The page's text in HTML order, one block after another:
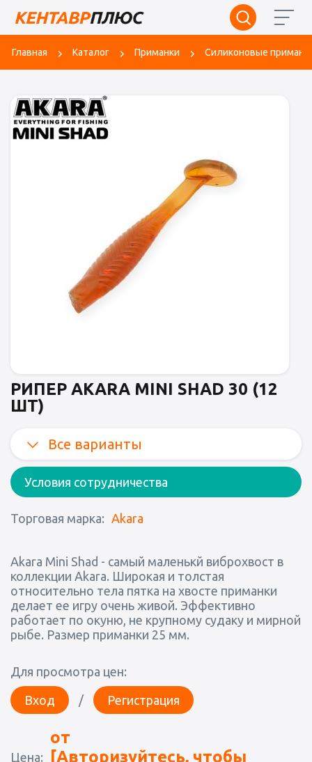
Главная Каталог Приманки Силиконовые
РИПЕР AKARA MINI SHAD 30 (12
ШТ)
Все варианты
Условия сотрудничества
Торговая марка: Akara
Akara Mini Shad - самый маленькй виброхвост в
коллекции Akara. Широкая и толстая
относительно тела пятка на хвосте приманки
делает ее игру очень живой. Эффективно
работает по окуню, не крупному судаку и мирной
рыбе. Размер приманки 25 мм.
Для просмотра цен:
Вход / Регистрация
Цена:
от
[Авторизуйтесь, чтобы